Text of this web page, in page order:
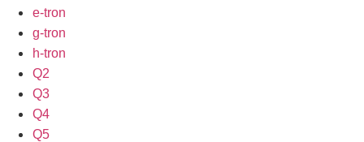
e-tron
g-tron
h-tron
Q2
Q3
Q4
Q5